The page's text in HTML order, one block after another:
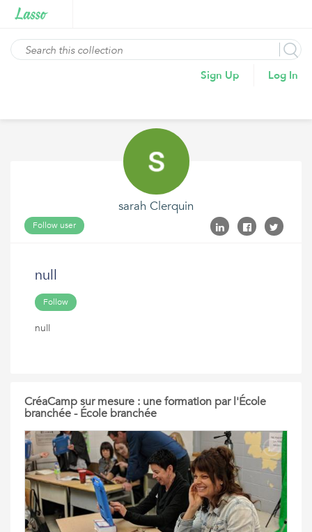
Sign Up Log In
sarah Clerquin
Follow user
null
Follow
null
CréaCamp sur mesure : une formation par l'École
branchée - École branchée